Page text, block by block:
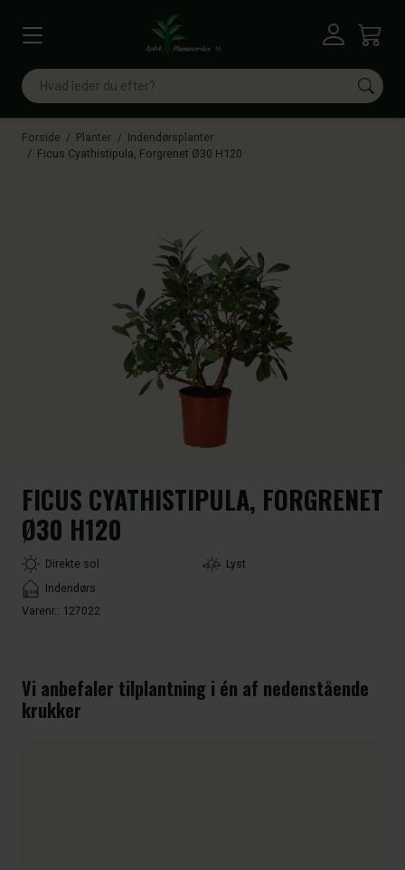
Vis menu
Søg
Log ind Kurv
Forside Planter
Indendørsplanter
Ficus Cyathistipula, Forgrenet Ø30 H120
FICUS CYATHISTIPULA, FORGRENET
Ø30 H120
LightTypeDirekte sol
Lyst
Placement
Indendørs
Varenr.: 127022
Vi anbefaler tilplantning i én af nedenstående
krukker